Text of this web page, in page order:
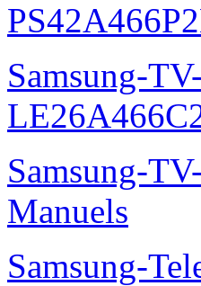
Samsung-
Samsung-
Manuels
Samsung-